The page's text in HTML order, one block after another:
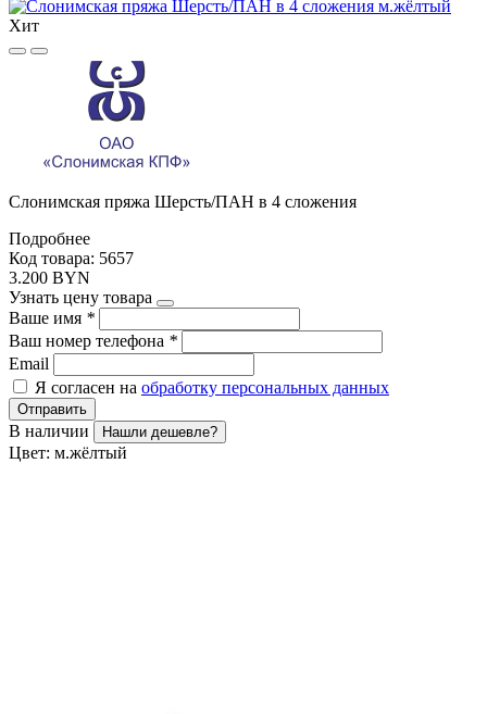
Хит
Слонимская пряжа Шерсть/ПАН в 4 сложения
Подробнее
Код товара: 5657
3.200 BYN
Узнать цену товара
Ваше имя *
Ваш номер телефона *
Email
Я согласен на обработку персональных данных
Отправить
В наличии Нашли дешевле?
Цвет: м.жёлтый